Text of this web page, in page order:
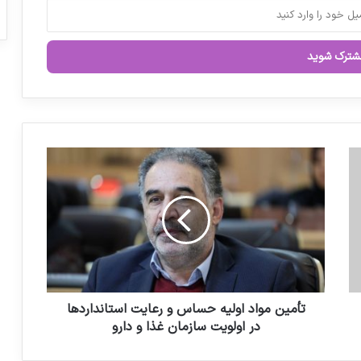
پیش‌بینی افزایش کمبود داروهای بیمارستانی
توسط گروه تحقیقات صنعت شیمی هیوا؛
تولیدکنندگان
حکم قطعی پرونده اخلال در نظام توزیع
دارویی کشور در دادگاه تجدیدنظر استان
آذربایجان غربی صادر شد
ت
أ
م
ی
م
و
ا
د
تأمین مواد اولیه حساس و رعایت استانداردها
در اولویت سازمان غذا و دارو